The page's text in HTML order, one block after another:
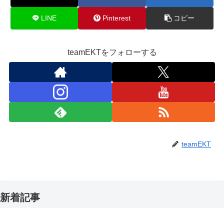
LINE Pinterest コピー
teamEKTをフォローする
teamEKT
新着記事